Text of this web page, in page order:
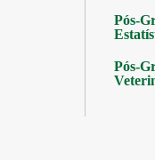
Pós-
Pós-